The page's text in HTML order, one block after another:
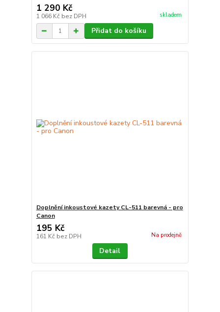
1 290 Kč
1 066 Kč bez DPH skladem
Přidat do košíku
Doplnění inkoustové kazety CL-511 barevná - pro
Canon
195 Kč
161 Kč bez DPH Na prodejně
Detail